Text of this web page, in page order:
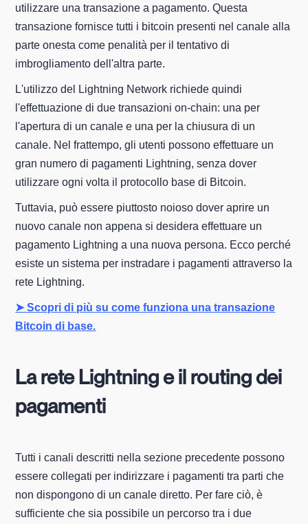
utilizzare una transazione a pagamento. Questa
transazione fornisce tutti i bitcoin presenti nel canale alla
parte onesta come penalità per il tentativo di
imbrogliamento dell'altra parte.
L'utilizzo del Lightning Network richiede quindi
l'effettuazione di due transazioni on-chain: una per
l'apertura di un canale e una per la chiusura di un
canale. Nel frattempo, gli utenti possono effettuare un
gran numero di pagamenti Lightning, senza dover
utilizzare ogni volta il protocollo base di Bitcoin.
Tuttavia, può essere piuttosto noioso dover aprire un
nuovo canale non appena si desidera effettuare un
pagamento Lightning a una nuova persona. Ecco perché
esiste un sistema per instradare i pagamenti attraverso la
rete Lightning.
➤ Scopri di più su come funziona una transazione
Bitcoin di base.
La rete Lightning e il routing dei
pagamenti
Tutti i canali descritti nella sezione precedente possono
essere collegati per indirizzare i pagamenti tra parti che
non dispongono di un canale diretto. Per fare ciò, è
sufficiente che sia possibile un percorso tra i due